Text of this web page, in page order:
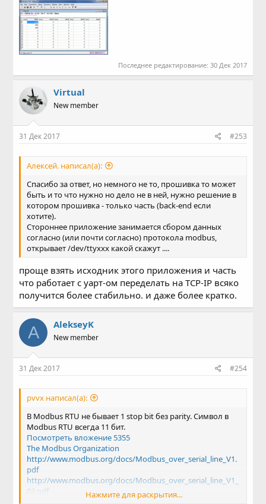
Последнее редактирование: 30 Дек 2017
Virtual
New member
31 Дек 2017 #253
Алексей. написал(а):
Спасибо за ответ, но немного не то, прошивка то может
быть и то что нужно но дело не в ней, нужно решение в
котором прошивка - только часть (back-end если
хотите).
Стороннее приложение занимается сбором данных
согласно (или почти согласно) протокола modbus,
открывает /dev/ttyxxx какой скажут ....
проще взять исходник этого приложения и часть
что работает с уарт-ом переделать на TCP-IP всяко
получится более стабильно. и даже более кратко.
A AlekseyK
New member
31 Дек 2017 #254
pvvx написал(а):
В Modbus RTU не бывает 1 stop bit без parity. Символ в
Modbus RTU всегда 11 бит.
Посмотреть вложение 5355
The Modbus Organization
http://www.modbus.org/docs/Modbus_over_serial_line_V1.
pdf
http://www.modbus.org/docs/Modbus_over_serial_line_V1_
02.pdf
Нажмите для раскрытия...